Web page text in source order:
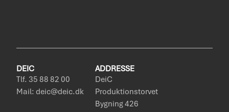
DEIC
Tlf. 35 88 82 00
Mail: deic@deic.dk
ADDRESSE
DeiC
Produktionstorvet
Bygning 426